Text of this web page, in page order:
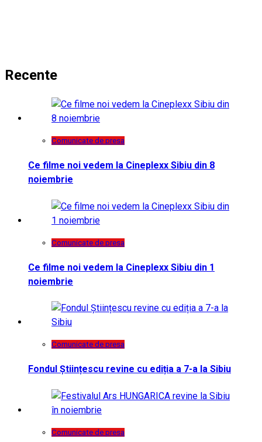
Recente
Comunicate de presa
Ce filme noi vedem la Cineplexx Sibiu din 8
noiembrie
Comunicate de presa
Ce filme noi vedem la Cineplexx Sibiu din 1
noiembrie
Comunicate de presa
Fondul Științescu revine cu ediția a 7-a la Sibiu
Comunicate de presa